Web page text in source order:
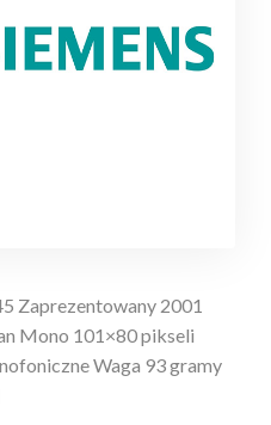
Zaprezentowany 2001
Mono 101×80 pikseli
Waga 93 gramy